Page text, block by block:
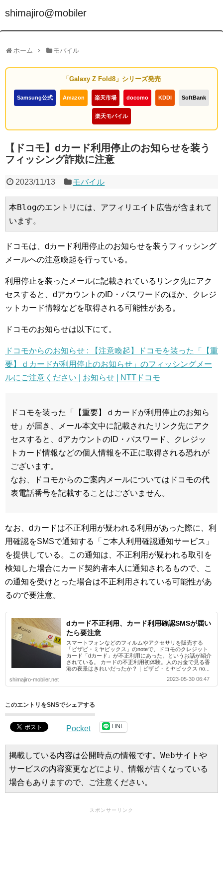
shimajiro@mobiler
ホーム モバイル
「Galaxy Z Fold8」シリーズ発売
Samsung公式 Amazon 楽天市場 docomo KDDI SoftBank
楽天モバイル
【ドコモ】dカード利用停止のお知らせを装う
フィッシング詐欺に注意
2023/11/13 モバイル
本Blogのエントリには、アフィリエイト広告が含まれて
います。
ドコモは、dカード利用停止のお知らせを装うフィッシング
メールへの注意喚起を行っている。
利用停止を装ったメールに記載されているリンク先にアク
セスすると、dアカウントのID・パスワードのほか、クレジ
ットカード情報などを取得される可能性がある。
ドコモのお知らせは以下にて。
ドコモからのお知らせ : 【注意喚起】ドコモを装った「【重
要】ｄカードが利用停止のお知らせ」のフィッシングメー
ルにご注意ください | お知らせ | NTTドコモ
ドコモを装った「【重要】ｄカードが利用停止のお知ら
せ」が届き、メール本文中に記載されたリンク先にアク
セスすると、dアカウントのID・パスワード、クレジッ
トカード情報などの個人情報を不正に取得される恐れが
ございます。
なお、ドコモからのご案内メールについてはドコモの代
表電話番号を記載することはございません。
なお、dカードは不正利用が疑われる利用があった際に、利
用確認をSMSで通知する「ご本人利用確認通知サービス」
を提供している。この通知は、不正利用が疑われる取引を
検知した場合にカード契約者本人に通知されるもので、こ
の通知を受けとった場合は不正利用されている可能性があ
るので要注意。
dカード不正利用、カード利用確認SMSが届い
たら要注意
スマートフォンなどのフィルムやアクセサリを販売する
「ビザビ・ミヤビックス」のnoteで、ドコモのクレジット
カード「dカード」が不正利用にあった。というお話が紹介
されている。 カードの不正利用初体験。人のお金で見る香
港の夜景はきれいだったか？｜ビザビ・ミヤビックス no...
shimajiro-mobiler.net
2023-05-30 06:47
このエントリをSNSでシェアする
Pocket LINE
掲載している内容は公開時点の情報です。Webサイトや
サービスの内容変更などにより、情報が古くなっている
場合もありますので、ご注意ください。
スポンサーリンク